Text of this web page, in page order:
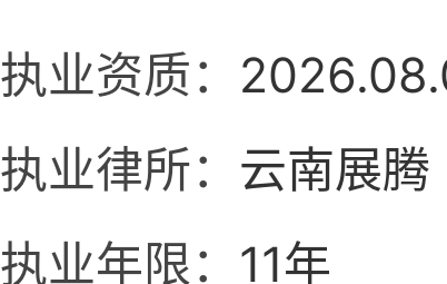
执业资质：
执业律所： 云南展腾
执业年限： 11年